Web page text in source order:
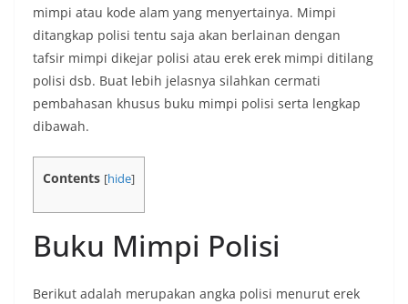
mimpi atau kode alam yang menyertainya. Mimpi
ditangkap polisi tentu saja akan berlainan dengan
tafsir mimpi dikejar polisi atau erek erek mimpi ditilang
polisi dsb. Buat lebih jelasnya silahkan cermati
pembahasan khusus buku mimpi polisi serta lengkap
dibawah.
Contents [hide]
Buku Mimpi Polisi
Berikut adalah merupakan angka polisi menurut erek